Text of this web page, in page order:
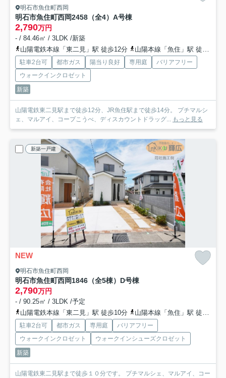
明石市魚住町西岡
明石市魚住町西岡2458（全4）A号棟
2,790万円
- / 84.46㎡ / 3LDK /新築
山陽電鉄本線「東二見」駅 徒歩12分
山陽本線「魚住」駅 徒歩15分
駐車2台可 都市ガス 陽当り良好 専用庭
バリアフリー
ウォークインクロゼット
新築
山陽電鉄東二見駅まで徒歩12分、JR魚住駅まで徒歩14分。 プチマルシ
ェ、マルアイ、コープこうべ、ディスカウントドラッグ... もっと見る
新築一戸建
NEW
明石市魚住町西岡
明石市魚住町西岡1846（全5棟）D号棟
2,790万円
- / 90.25㎡ / 3LDK /予定
山陽電鉄本線「東二見」駅 徒歩10分
山陽本線「魚住」駅 徒歩21分
駐車2台可 都市ガス 専用庭
バリアフリー
ウォークインクロゼット
ウォークインシューズクロゼット
新築
山陽電鉄東二見駅まで徒歩１０分です。 プチマルシェ、マルアイ、コー